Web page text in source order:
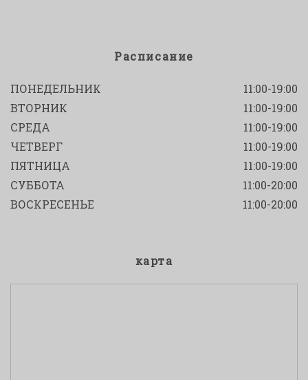
Расписание
ПОНЕДЕЛЬНИК
11:00-19:00
ВТОРНИК
11:00-19:00
СРЕДА
11:00-19:00
ЧЕТВЕРГ
11:00-19:00
ПЯТНИЦА
11:00-19:00
СУББОТА
11:00-20:00
ВОСКРЕСЕНЬЕ
11:00-20:00
карта